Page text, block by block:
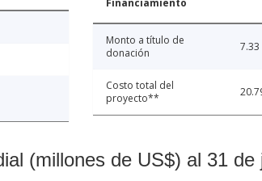
Financiamiento
Monto a título de
donación
7.33
Costo total del
proyecto**
(millones de US$) al 31 de